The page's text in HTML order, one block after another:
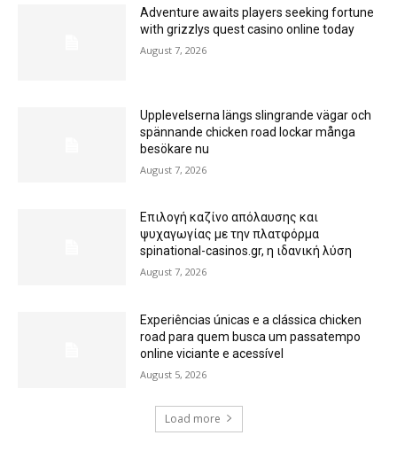
Adventure awaits players seeking fortune
with grizzlys quest casino online today
August 7, 2026
Upplevelserna längs slingrande vägar och
spännande chicken road lockar många
besökare nu
August 7, 2026
Επιλογή καζίνο απόλαυσης και
ψυχαγωγίας με την πλατφόρμα
spinational-casinos.gr, η ιδανική λύση
August 7, 2026
Experiências únicas e a clássica chicken
road para quem busca um passatempo
online viciante e acessível
August 5, 2026
Load more